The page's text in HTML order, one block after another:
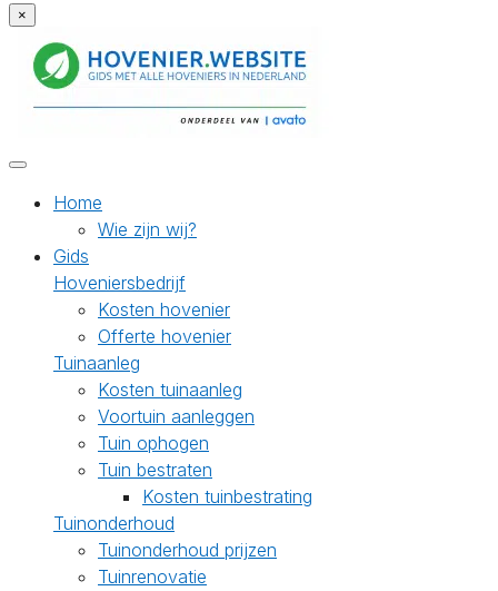
×
Home
Wie zijn wij?
Gids
Hoveniersbedrijf
Kosten hovenier
Offerte hovenier
Tuinaanleg
Kosten tuinaanleg
Voortuin aanleggen
Tuin ophogen
Tuin bestraten
Kosten tuinbestrating
Tuinonderhoud
Tuinonderhoud prijzen
Tuinrenovatie